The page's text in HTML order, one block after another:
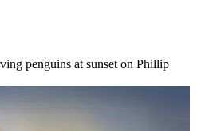
penguins at sunset on Phillip